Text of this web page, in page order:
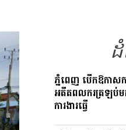
ភ្នំពេញ បើកឱកាស
អតីតពលករត្រឡប់ម
ការងារធ្វើ